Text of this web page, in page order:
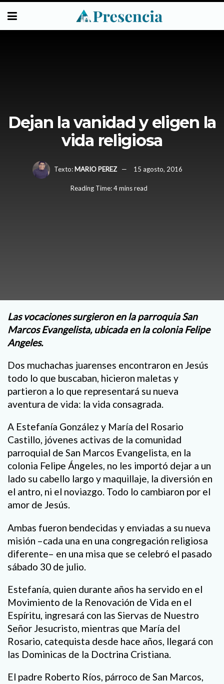
Dejan la vanidad y eligen la
vida religiosa
Texto: MARIO PEREZ 15 agosto, 2016
Reading Time: 4 mins read
Las vocaciones surgieron en la parroquia San
Marcos Evangelista, ubicada en la colonia Felipe
Angeles.
Dos muchachas juarenses encontraron en Jesús
todo lo que buscaban, hicieron maletas y
partieron a lo que representará su nueva
aventura de vida: la vida consagrada.
A Estefanía González y María del Rosario
Castillo, jóvenes activas de la comunidad
parroquial de San Marcos Evangelista, en la
colonia Felipe Ángeles, no les importó dejar a un
lado su cabello largo y maquillaje, la diversión en
el antro, ni el noviazgo. Todo lo cambiaron por el
amor de Jesús.
Ambas fueron bendecidas y enviadas a su nueva
misión –cada una en una congregación religiosa
diferente– en una misa que se celebró el pasado
sábado 30 de julio.
Estefanía, quien durante años ha servido en el
Movimiento de la Renovación de Vida en el
Espíritu, ingresará con las Siervas de Nuestro
Señor Jesucristo, mientras que María del
Rosario, catequista desde hace años, llegará con
las Dominicas de la Doctrina Cristiana.
El padre Roberto Ríos, párroco de San Marcos,